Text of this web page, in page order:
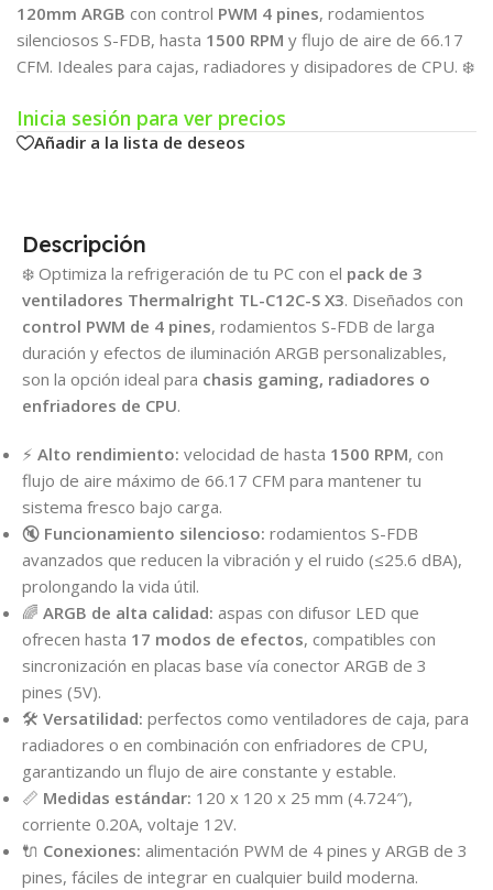
120mm ARGB con control PWM 4 pines, rodamientos
silenciosos S-FDB, hasta 1500 RPM y flujo de aire de 66.17
CFM. Ideales para cajas, radiadores y disipadores de CPU. ❄️
Inicia sesión para ver precios
Añadir a la lista de deseos
Descripción
❄️ Optimiza la refrigeración de tu PC con el pack de 3
ventiladores Thermalright TL-C12C-S X3. Diseñados con
control PWM de 4 pines, rodamientos S-FDB de larga
duración y efectos de iluminación ARGB personalizables,
son la opción ideal para chasis gaming, radiadores o
enfriadores de CPU.
⚡ Alto rendimiento: velocidad de hasta 1500 RPM, con
flujo de aire máximo de 66.17 CFM para mantener tu
sistema fresco bajo carga.
🔇 Funcionamiento silencioso: rodamientos S-FDB
avanzados que reducen la vibración y el ruido (≤25.6 dBA),
prolongando la vida útil.
🌈 ARGB de alta calidad: aspas con difusor LED que
ofrecen hasta 17 modos de efectos, compatibles con
sincronización en placas base vía conector ARGB de 3
pines (5V).
🛠️ Versatilidad: perfectos como ventiladores de caja, para
radiadores o en combinación con enfriadores de CPU,
garantizando un flujo de aire constante y estable.
📏 Medidas estándar: 120 x 120 x 25 mm (4.724″),
corriente 0.20A, voltaje 12V.
🔌 Conexiones: alimentación PWM de 4 pines y ARGB de 3
pines, fáciles de integrar en cualquier build moderna.